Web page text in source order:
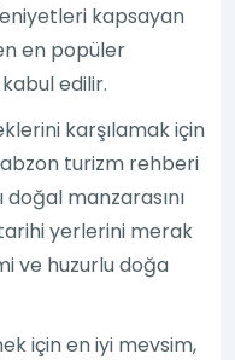
kapsayan
en popüler
edilir.
karşılamak için
turizm rehberi
manzarasını
yerlerini merak
ve huzurlu doğa
için en iyi mevsim,